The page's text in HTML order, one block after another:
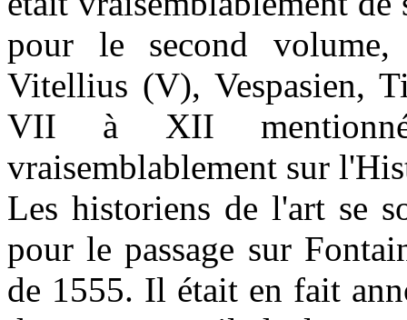
pour le second
Vitellius (V), Vespasien,
VII à XII
vraisemblablement sur
Les historiens de l'art se
pour le passage sur
de 1555. Il était en fait